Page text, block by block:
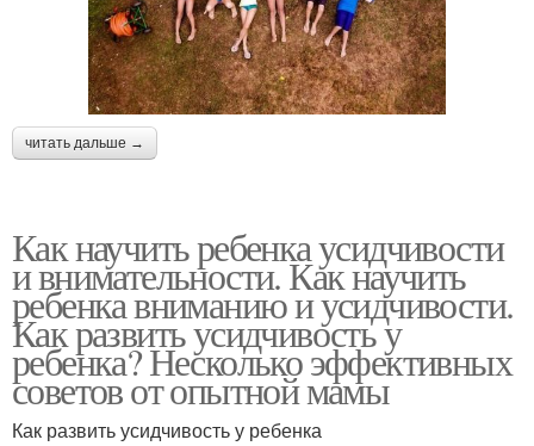
читать дальше →
Как научить ребенка усидчивости
и внимательности. Как научить
ребенка вниманию и усидчивости.
Как развить усидчивость у
ребенка? Несколько эффективных
советов от опытной мамы
Как развить усидчивость у ребенка